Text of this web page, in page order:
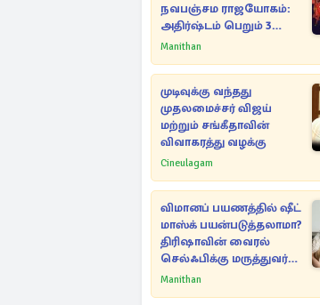
நவபஞ்சம ராஜயோகம்:
அதிர்ஷ்டம் பெறும் 3
ராசிகள்!
Manithan
முடிவுக்கு வந்தது
முதலமைச்சர் விஜய்
மற்றும் சங்கீதாவின்
விவாகரத்து வழக்கு
Cineulagam
விமானப் பயணத்தில் ஷீட்
மாஸ்க் பயன்படுத்தலாமா?
திரிஷாவின் வைரல்
செல்ஃபிக்கு மருத்துவர்
விளக்கம்
Manithan